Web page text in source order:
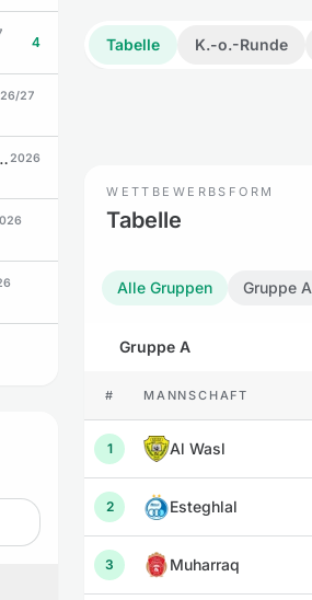
4
27
Qualifiers 2026
Tabelle K.-o.-Runde
WETTBEWERBSFORM
Tabelle
Alle Gruppen Gruppe A
Gruppe A
# MANNSCHAFT
1 Al Wasl
2 Esteghlal
3 Muharraq